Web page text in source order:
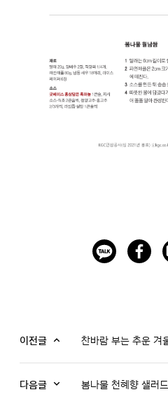
이전글 찬바람 부는 추운 겨
다음글 봄나물 천혜향 샐러